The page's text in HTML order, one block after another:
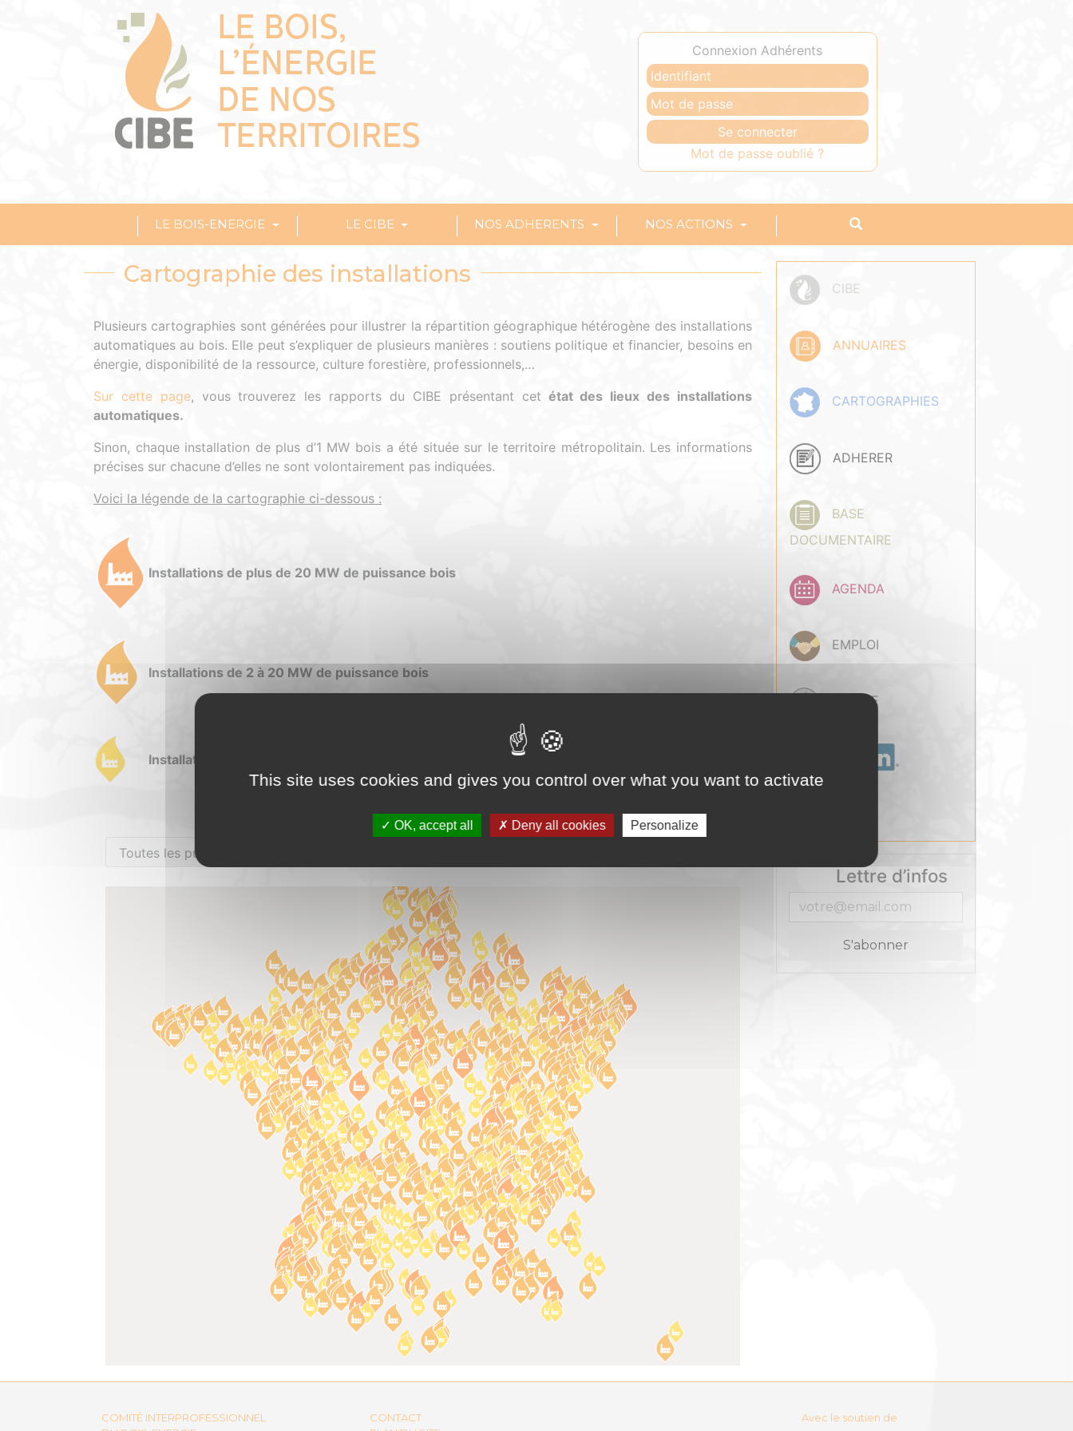
Connexion Adhérents
Mot de passe oublié ?
LE BOIS-ENERGIE LE CIBE NOS ADHERENTS NOS ACTIONS
Cartographie des installations
Plusieurs cartographies sont générées pour illustrer la répartition géographique hétérogène des installations
automatiques au bois. Elle peut s’expliquer de plusieurs manières : soutiens politique et financier, besoins en
énergie, disponibilité de la ressource, culture forestière, professionnels,…
Sur cette page, vous trouverez les rapports du CIBE présentant cet état des lieux des installations
automatiques.
Sinon, chaque installation de plus d’1 MW bois a été située sur le territoire métropolitain. Les informations
précises sur chacune d’elles ne sont volontairement pas indiquées.
Voici la légende de la cartographie ci-dessous :
Installations de plus de 20 MW de puissance bois
Installations de 2 à 20 MW de puissance bois
Installations de 1 à 2 MW de puissance bois
CIBE
ANNUAIRES
CARTOGRAPHIES
ADHERER
BASE
DOCUMENTAIRE
AGENDA
EMPLOI
PRESSE
Lettre d’infos
COMITÉ INTERPROFESSIONNEL
CONTACT
Avec le soutien de
This site uses cookies and gives you control over what you want to activate
OK, accept all Deny all cookies Personalize